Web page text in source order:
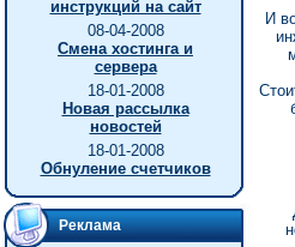
инструкций на сайт
08-04-2008
Смена хостинга и
сервера
18-01-2008
Новая рассылка
новостей
18-01-2008
Обнуление счетчиков
Реклама
И